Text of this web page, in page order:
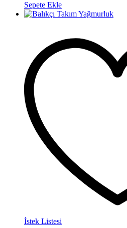
Sepete Ekle
İstek Listesi